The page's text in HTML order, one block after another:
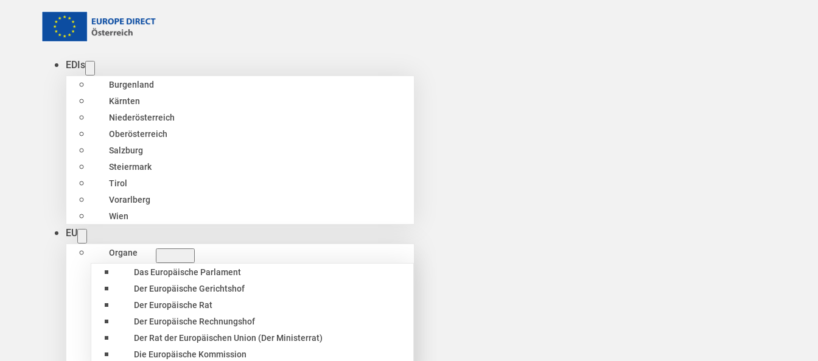
EDIs
Burgenland
Kärnten
Niederösterreich
Oberösterreich
Salzburg
Steiermark
Tirol
Vorarlberg
Wien
EU
Organe
Das Europäische Parlament
Der Europäische Gerichtshof
Der Europäische Rat
Der Europäische Rechnungshof
Der Rat der Europäischen Union (Der Ministerrat)
Die Europäische Kommission